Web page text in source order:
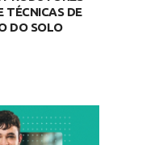
TÉCNICAS DE
DO SOLO